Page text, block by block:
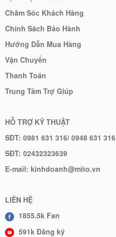
Chăm Sóc Khách Hàng
Chính Sách Bảo Hành
Hướng Dẫn Mua Hàng
Vận Chuyển
Thanh Toán
Trung Tâm Trợ Giúp
HỖ TRỢ KỸ THUẬT
SĐT: 0981 631 316/ 0948 631 316
SĐT: 02432323639
E-mail: kinhdoanh@mito.vn
LIÊN HỆ
1855.5k Fan
591k Đăng ký